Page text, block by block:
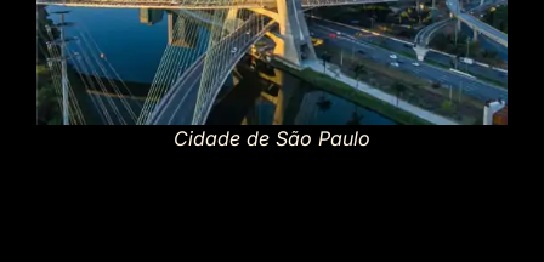
Cidade de São Paulo